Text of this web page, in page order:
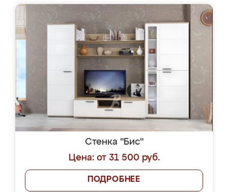
Стенка "Бис"
Цена: от 31 500 руб.
ПОДРОБНЕЕ